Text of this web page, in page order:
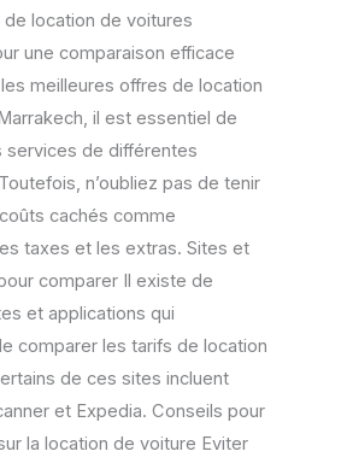
location de voitures
une comparaison efficace
meilleures offres de location
il est essentiel de
services de différentes
n’oubliez pas de tenir
cachés comme
taxes et les extras. Sites et
comparer Il existe de
et applications qui
comparer les tarifs de location
de ces sites incluent
et Expedia. Conseils pour
la location de voiture Eviter